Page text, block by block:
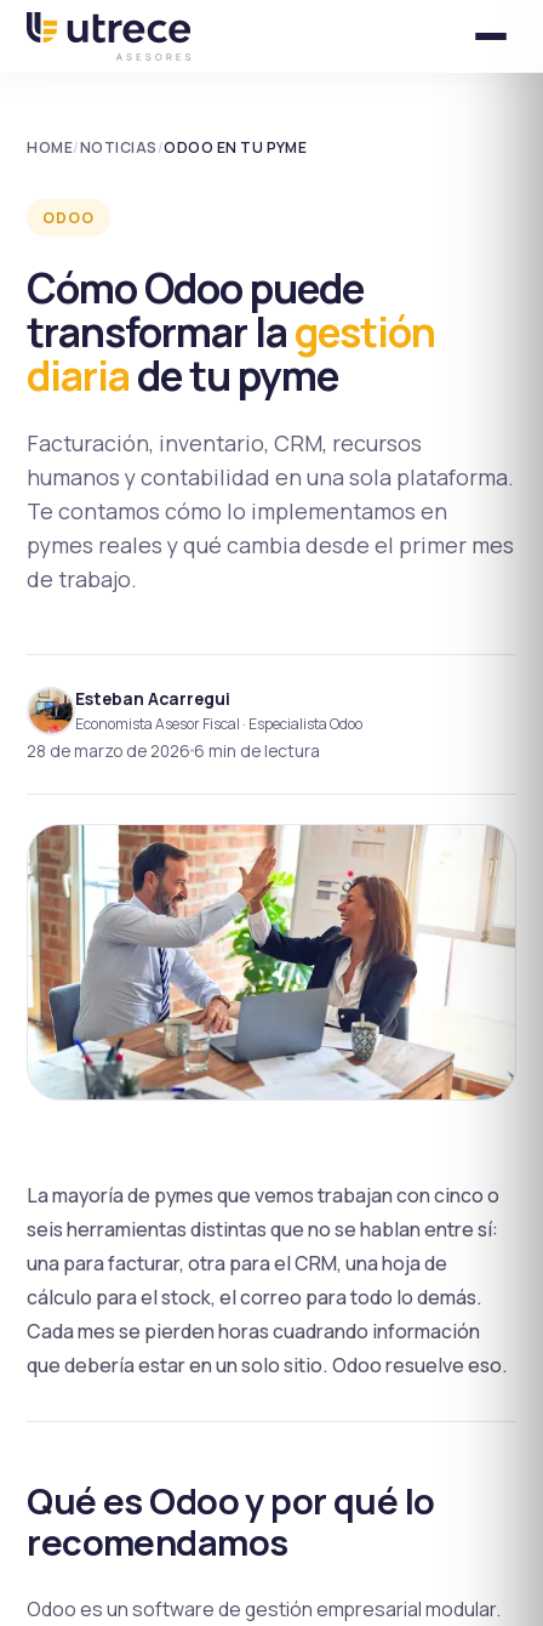
HOME/NOTICIAS/ODOO EN TU PYME
ODOO
Cómo Odoo puede
transformar lagestión
diariade tu pyme
Facturación, inventario, CRM, recursos
humanos y contabilidad en una sola plataforma.
Te contamos cómo lo implementamos en
pymes reales y qué cambia desde el primer mes
de trabajo.
Esteban Acarregui
Economista Asesor Fiscal · Especialista Odoo
28 de marzo de 20266 min de lectura
La mayoría de pymes que vemos trabajan con cinco o
seis herramientas distintas que no se hablan entre sí:
una para facturar, otra para el CRM, una hoja de
cálculo para el stock, el correo para todo lo demás.
Cada mes se pierden horas cuadrando información
que debería estar en un solo sitio. Odoo resuelve eso.
Qué es Odoo y por qué lo
recomendamos
Odoo es un software de gestión empresarial modular.